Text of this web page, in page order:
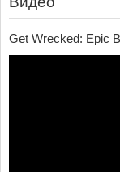
Get Wrecked: Epic